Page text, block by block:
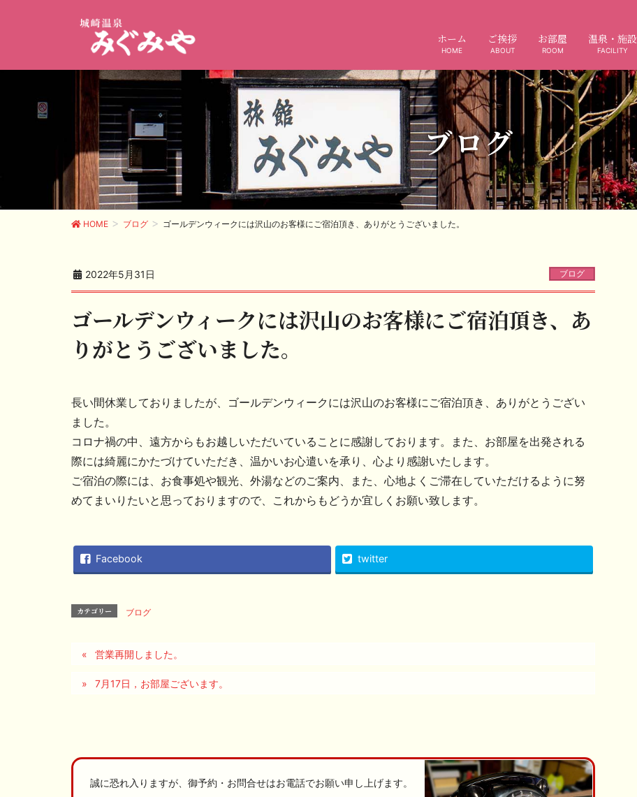
ホーム
HOME
ご挨拶
ABOUT
お部屋
ROOM
温泉・施設
FACILITY
ブログ
HOME ブログ ゴールデンウィークには沢山のお客様にご宿泊頂き、ありがとうございました。
2022年5月31日 ブログ
ゴールデンウィークには沢山のお客様にご宿泊頂き、あ
りがとうございました。
長い間休業しておりましたが、ゴールデンウィークには沢山のお客様にご宿泊頂き、ありがとうござい
ました。
コロナ禍の中、遠方からもお越しいただいていることに感謝しております。また、お部屋を出発される
際には綺麗にかたづけていただき、温かいお心遣いを承り、心より感謝いたします。
ご宿泊の際には、お食事処や観光、外湯などのご案内、また、心地よくご滞在していただけるように努
めてまいりたいと思っておりますので、これからもどうか宜しくお願い致します。
Facebook twitter
カテゴリー ブログ
営業再開しました。
7月17日，お部屋ございます。
誠に恐れ入りますが、御予約・お問合せはお電話でお願い申し上げます。